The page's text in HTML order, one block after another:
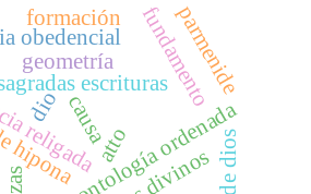
ontología ordenada
escrituras
religada
fundamento
causa
geometría
obedencial
formación parmenide
atto
dio